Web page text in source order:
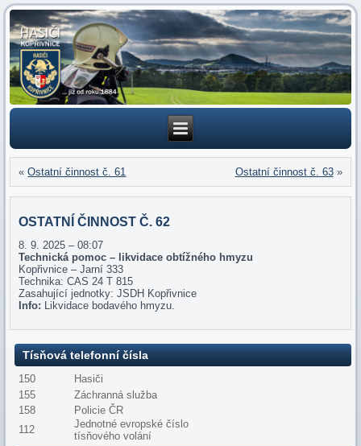
«Ostatní činnost č. 61 Ostatní činnost č. 63»
OSTATNÍ ČINNOST Č. 62
8. 9. 2025 – 08:07
Technická pomoc – likvidace obtížného hmyzu
Kopřivnice – Jarní 333
Technika: CAS 24 T 815
Zasahující jednotky: JSDH Kopřivnice
Info: Likvidace bodavého hmyzu.
Tísňová telefonní čísla
150
Hasiči
155
Záchranná služba
158
Policie ČR
112
Jednotné evropské číslo
tísňového volání